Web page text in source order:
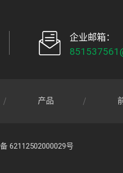
企业邮箱：
产品
62112502000029号